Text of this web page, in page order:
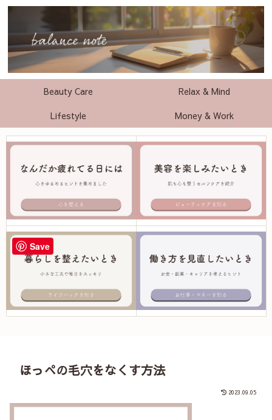
Beauty Care
Relax & Mind
Lifestyle
Money & Work
ほっぺの毛穴をなくす方法
2023.09.05
Save